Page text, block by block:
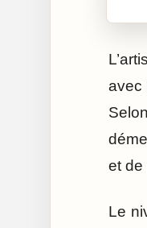
avec
et de
Le